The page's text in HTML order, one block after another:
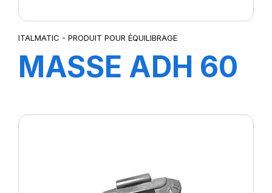
ITALMATIC - PRODUIT POUR ÉQUILIBRAGE
MASSE ADH 60